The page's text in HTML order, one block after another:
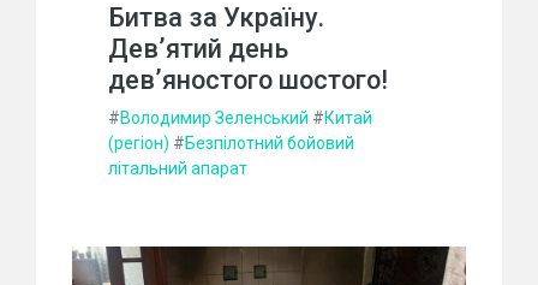
Битва за Україну.
Дев’ятий день
дев’яностого шостого!
#Володимир Зеленський #Китай
(регіон) #Безпілотний бойовий
літальний апарат